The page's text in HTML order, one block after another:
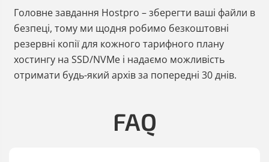
Головне завдання Hostpro – зберегти ваші файли в
безпеці, тому ми щодня робимо безкоштовні
резервні копії для кожного тарифного плану
хостингу на SSD/NVMe і надаємо можливість
отримати будь-який архів за попередні 30 днів.
FAQ